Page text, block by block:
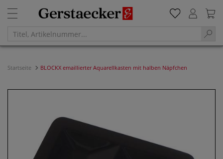
Startseite BLOCKX emaillierter Aquarellkasten mit halben Näpfchen